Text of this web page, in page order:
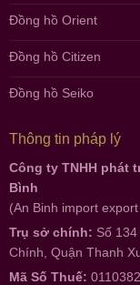
Đồng hồ Orient
Đồng hồ Citizen
Đồng hồ Seiko
Thông tin pháp lý
Công ty TNHH phát
Bình
(An Binh import
Trụ sở chính: Số
Chính, Quận Thanh
Mã Số Thuế: